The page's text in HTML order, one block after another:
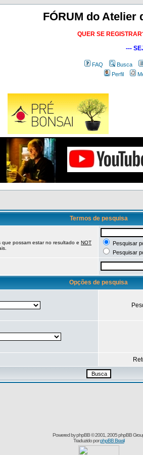
FÓRUM do Atelier
QUER SE
---
FAQ Busca
Perfil
Termos de pesquisa
que possam estar no resultado e NOT
Pesquisar
Pesquisar
Opções de pesquisa
Powered byphpBB© 2001, 2005 phpBB
Traduzido porphpBB Brasil